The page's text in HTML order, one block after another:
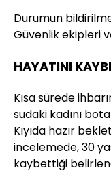
Durumun
Güvenlik ekipleri
HAYATINI
Kısa sürede
sudaki kadını
Kıyıda hazır
incelemede, 30
kaybettiği